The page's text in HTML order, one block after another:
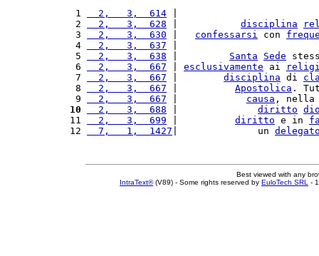
1
  2,   3,  614
2
  2,   3,  628
disciplina
3
  2,   3,  630
confessarsi con
4
  2,   3,  637
5
  2,   3,  638
Santa Sede
6
  2,   3,  667
esclusivamente ai
7
  2,   3,  667
disciplina di
8
  2,   3,  667
Apostolica .
9
  2,   3,  667
causa ,
10
  2,   3,  688
diritto
11
  2,   3,  699
diritto e in
12
  7,   1,  1427
|              un
Best viewed with any
IntraText®(V89) - Some rights reserved by EuloTech SRL -